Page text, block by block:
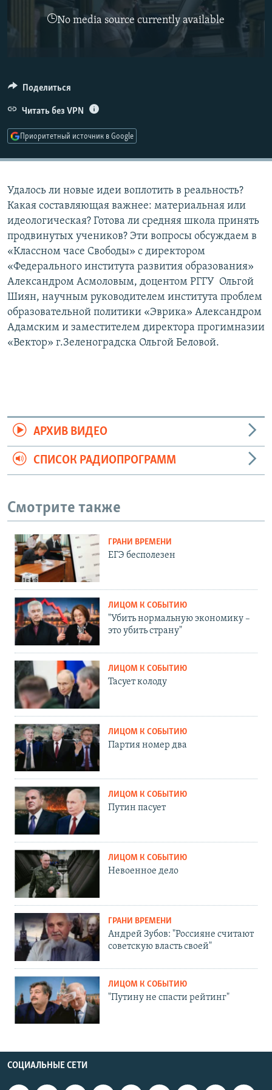
РАСПИСАНИЕ ВЕЩАНИЯ
ПОДПИШИТЕСЬ НА РАССЫЛКУ
No media source currently available
Поделиться
Читать без VPN
Приоритетный источник в Google
Удалось ли новые идеи воплотить в реальность?
Какая составляющая важнее: материальная или
идеологическая? Готова ли средняя школа принять
продвинутых учеников? Эти вопросы обсуждаем в
«Классном часе Свободы» с директором
«Федерального института развития образования»
Александром Асмоловым, доцентом РГГУ Ольгой
Шиян, научным руководителем института проблем
образовательной политики «Эврика» Александром
Адамским и заместителем директора прогимназии
«Вектор» г.Зеленоградска Ольгой Беловой.
АРХИВ ВИДЕО
СПИСОК РАДИОПРОГРАММ
Смотрите также
ГРАНИ ВРЕМЕНИ
ЕГЭ бесполезен
ЛИЦОМ К СОБЫТИЮ
"Убить нормальную экономику –
это убить страну"
ЛИЦОМ К СОБЫТИЮ
Тасует колоду
ЛИЦОМ К СОБЫТИЮ
Партия номер два
ЛИЦОМ К СОБЫТИЮ
Путин пасует
ЛИЦОМ К СОБЫТИЮ
Невоенное дело
ГРАНИ ВРЕМЕНИ
Андрей Зубов: "Россияне считают
советскую власть своей"
ЛИЦОМ К СОБЫТИЮ
"Путину не спасти рейтинг"
СОЦИАЛЬНЫЕ СЕТИ